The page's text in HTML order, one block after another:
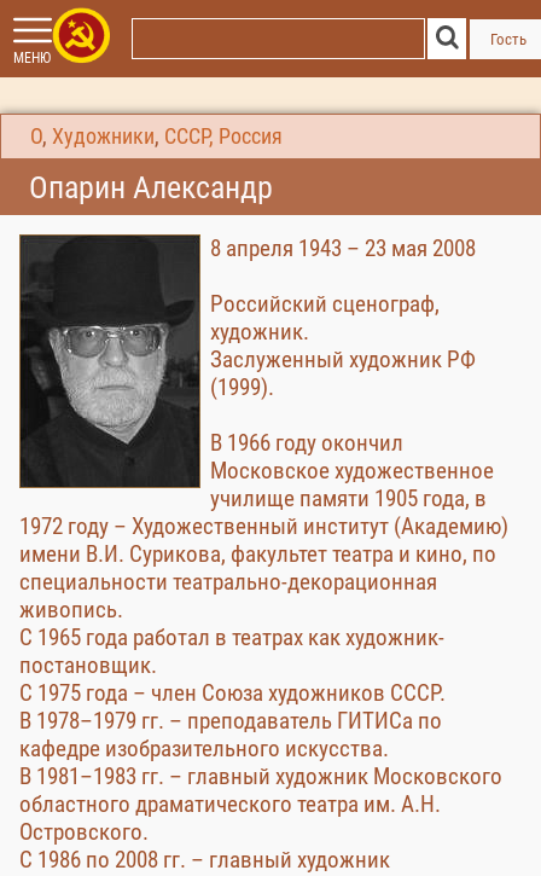
МЕНЮ
Гость
О, Художники, СССР, Россия
Опарин Александр
8 апреля 1943 – 23 мая 2008
Российский сценограф,
художник.
Заслуженный художник РФ
(1999).
В 1966 году окончил
Московское художественное
училище памяти 1905 года, в
1972 году – Художественный институт (Академию)
имени В.И. Сурикова, факультет театра и кино, по
специальности театрально-декорационная
живопись.
С 1965 года работал в театрах как художник-
постановщик.
С 1975 года – член Союза художников СССР.
В 1978–1979 гг. – преподаватель ГИТИСа по
кафедре изобразительного искусства.
В 1981–1983 гг. – главный художник Московского
областного драматического театра им. А.Н.
Островского.
С 1986 по 2008 гг. – главный художник